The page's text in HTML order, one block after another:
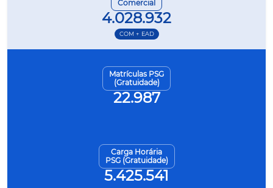
Comercial
4.028.932
COM + EAD
Matrículas PSG
(Gratuidade)
22.987
Carga Horária
PSG (Gratuidade)
5.425.541